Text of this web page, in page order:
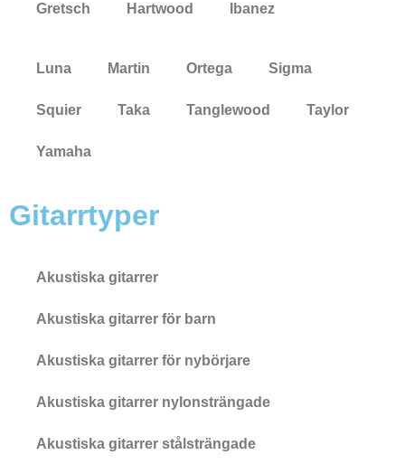
Gretsch Hartwood Ibanez
Luna Martin Ortega Sigma
Squier Taka Tanglewood Taylor
Yamaha
Gitarrtyper
Akustiska gitarrer
Akustiska gitarrer för barn
Akustiska gitarrer för nybörjare
Akustiska gitarrer nylonsträngade
Akustiska gitarrer stålsträngade